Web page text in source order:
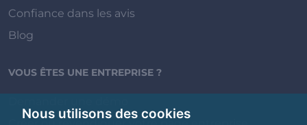
Nous utilisons des cookies
Confiance dans les avis
Blog
VOUS ÊTES UNE ENTREPRISE ?